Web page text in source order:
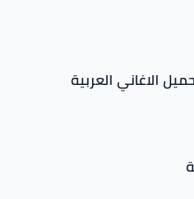
الاغاني العربية